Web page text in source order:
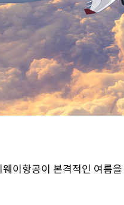
린 6258.77에 마쳐
마감
후 첫 40도
해 前교정본부장 기소
에 수사 재개"
밭' 된 축구협회
유 서울대 공대 교수…이병태
이항공이 본격적인 여름